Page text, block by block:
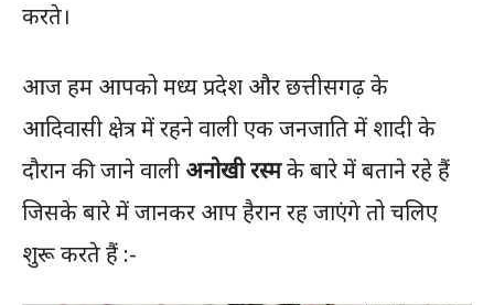
करते।
आज हम आपको मध्य प्रदेश और छत्तीसगढ़ के
आदिवासी क्षेत्र में रहने वाली एक जनजाति में शादी के
दौरान की जाने वाली अनोखी रस्मके बारे में बताने रहे हैं
जिसके बारे में जानकर आप हैरान रह जाएंगे तो चलिए
शुरू करते हैं :-